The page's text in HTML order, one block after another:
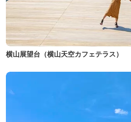
横山展望台（横山天空カフェテラス）